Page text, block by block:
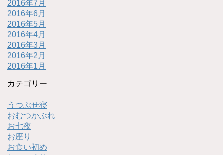
2016年7月
2016年6月
2016年5月
2016年4月
2016年3月
2016年2月
2016年1月
カテゴリー
うつぶせ寝
おむつかぶれ
お七夜
お座り
お食い初め